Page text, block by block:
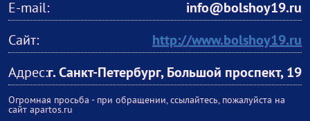
E-mail:
info@bolshoy19.ru
Сайт:
http://www.bolshoy19.ru
Адрес:г. Санкт-Петербург, Большой проспект, 19
Огромная просьба - при обращении, ссылайтесь, пожалуйста на
сайт apartos.ru